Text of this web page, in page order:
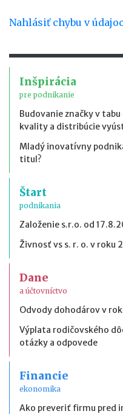
Nahlásiť chybu v
Inšpirácia
pre podnikanie
Budovanie značky v
kvality a distribúcie
Mladý inovatívny
titul?
Štart
podnikania
Založenie s.r.o. od
Živnosť vs s. r. o. v roku
Dane
a účtovníctvo
Odvody dohodárov v
Výplata rodičovského
otázky a odpovede
Financie
ekonomika
Ako preveriť firmu pred